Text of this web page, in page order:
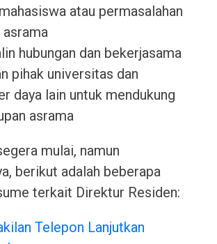
atau permasalahan
asrama
hubungan dan bekerjasama
pihak universitas dan
daya lain untuk mendukung
asrama
mulai, namun
berikut adalah beberapa
terkait Direktur Residen:
Telepon Lanjutkan